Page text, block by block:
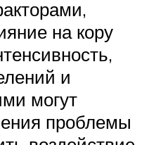
на кору
и
могут
проблемы